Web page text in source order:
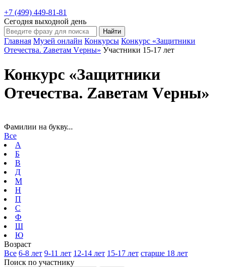
+7 (499) 449-81-81
Сегодня выходной день
Главная Музей онлайн Конкурсы Конкурс «Защитники
Отечества. Zаветам Vерны» Участники 15-17 лет
Конкурс «Защитники
Отечества. Zаветам Vерны»
Фамилии на букву...
Все
А
Б
В
Д
М
Н
П
С
Ф
Ш
Ю
Возраст
Все 6-8 лет 9-11 лет 12-14 лет 15-17 лет старше 18 лет
Поиск по участнику